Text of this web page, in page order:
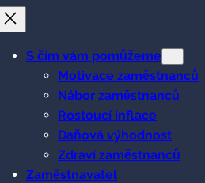
S čím vám pomůžeme
Motivace zaměstnanců
Nábor zaměstnanců
Rostoucí inflace
Daňová výhodnost
Zdraví zaměstnanců
Zaměstnavatel